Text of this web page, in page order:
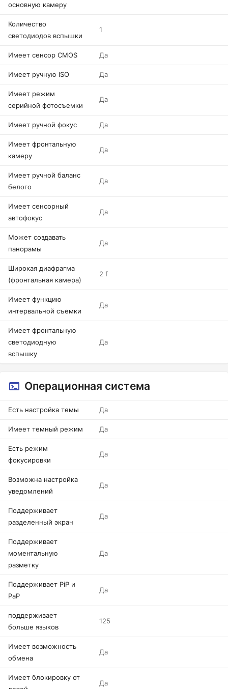
основную камеру
Количество
светодиодов вспышки
1
Имеет сенсор CMOS Да
Имеет ручную ISO Да
Имеет режим
серийной фотосъемки
Да
Имеет ручной фокус Да
Имеет фронтальную
камеру
Да
Имеет ручной баланс
белого
Да
Имеет сенсорный
автофокус
Да
Может создавать
панорамы
Да
Широкая диафрагма
(фронтальная камера)
2 f
Имеет функцию
интервальной съемки
Да
Имеет фронтальную
светодиодную
вспышку
Да
Операционная система
Есть настройка темы Да
Имеет темный режим Да
Есть режим
фокусировки
Да
Возможна настройка
уведомлений
Да
Поддерживает
разделенный экран
Да
Поддерживает
моментальную
разметку
Да
Поддерживает PiP и
PaP
Да
поддерживает
больше языков
125
Имеет возможность
обмена
Да
Имеет блокировку от
Да